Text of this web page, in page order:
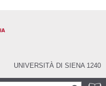
UNIVERSITÀ DI SIENA 1240